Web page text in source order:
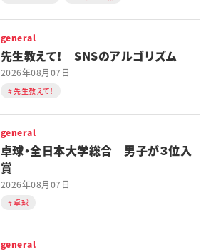
general
先生教えて！ SNSのアルゴリズム
2026年08月07日
先生教えて！
general
卓球・全日本大学総合 男子が３位入
賞
2026年08月07日
卓球
general